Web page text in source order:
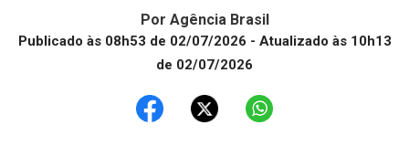
Por Agência Brasil
Publicado às 08h53 de 02/07/2026 - Atualizado às 10h13
de 02/07/2026